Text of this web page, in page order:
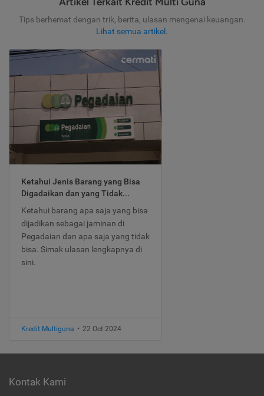
Tips berhemat dengan trik, berita, ulasan mengenai keuangan.
Lihat semua artikel .
Ketahui Jenis Barang yang Bisa
Digadaikan dan yang Tidak...
Ketahui barang apa saja yang bisa
dijadikan sebagai jaminan di
Pegadaian dan apa saja yang tidak
bisa. Simak ulasan lengkapnya di
sini.
Kredit Multiguna • 22 Oct 2024
Kontak Kami